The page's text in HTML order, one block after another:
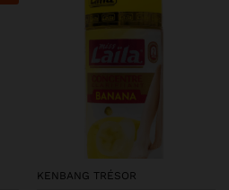
KENBANG TRÉSOR